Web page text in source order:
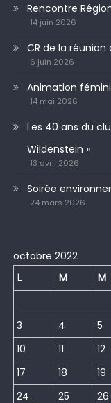
Rencontre
14 juin 2026
CR de la
6 juin 2026
Animation
14 mai 2026
Les 40 ans du
Wildenstein »
13 avril 2026
Soirée
24 mars 2026
octobre 2022
L
M M
3
4 5
10
11 12
17
18 19
24
25 26